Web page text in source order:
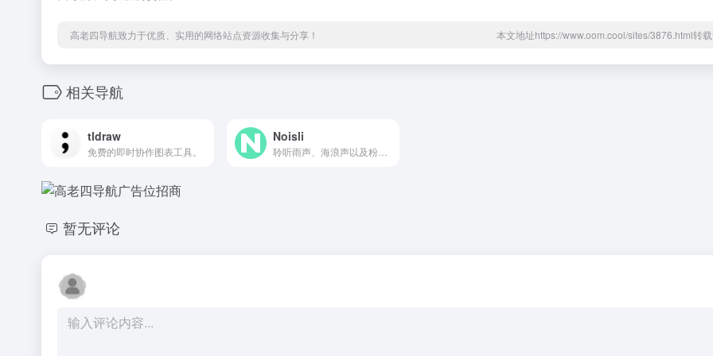
高老四导航致力于优质、实用的网络站点资源收集与分享！ 本文地址https://www.oom.cool/sites/3876.html转
相关导航
tldraw
免费的即时协作图表工具。
Noisli
聆听雨声、海浪声以及粉红噪声、棕色噪声和白噪声等令人心旷神怡的大自然环境音，营造放松身心的声音氛围。此外还提供在线计时器和文本编辑器。
暂无评论